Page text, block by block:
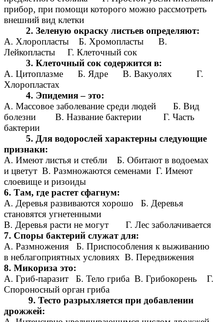
прибор, при помощи которого можно рассмотреть
внешний вид клетки
2. Зеленую окраску листьев определяют:
А. Хлоропласты Б. Хромопласты В.
Лейкопласты Г. Клеточный сок
3. Клеточный сок содержится в:
А. Цитоплазме Б. Ядре В. Вакуолях Г.
Хлоропластах
4. Эпидемия – это:
A. Массовое заболевание среди людей Б. Вид
болезни B. Название бактерии Г. Часть
бактерии
5. Для водорослей характерны следующие
признаки:
A. Имеют листья и стебли Б. Обитают в водоемах
и цветут B. Размножаются семенами Г. Имеют
слоевище и ризоиды
6. Там, где растет сфагнум:
A. Деревья развиваются хорошо Б. Деревья
становятся угнетенными
B. Деревья расти не могут Г. Лес заболачивается
7. Споры бактерий служат для:
A. Размножения Б. Приспособления к выживанию
в неблагоприятных условиях B. Передвижения
8. Микориза это:
А. Гриб-паразит Б. Тело гриба В. Грибокорень Г.
Спороносный орган гриба
9. Тесто разрыхляется при добавлении
дрожжей: